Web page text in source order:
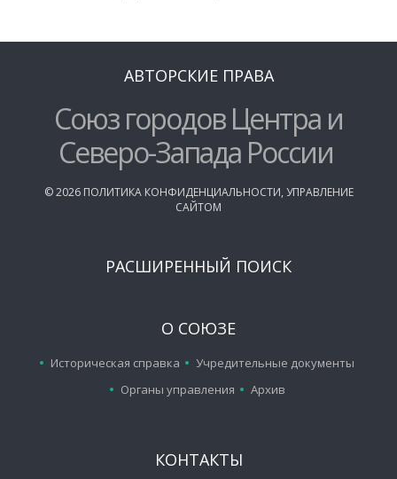
АВТОРСКИЕ ПРАВА
Союз городов Центра и
Северо-Запада России
©2026 ПОЛИТИКА КОНФИДЕНЦИАЛЬНОСТИ, УПРАВЛЕНИЕ
САЙТОМ
РАСШИРЕННЫЙ ПОИСК
О СОЮЗЕ
Историческая справка
Учредительные документы
Органы управления
Архив
КОНТАКТЫ